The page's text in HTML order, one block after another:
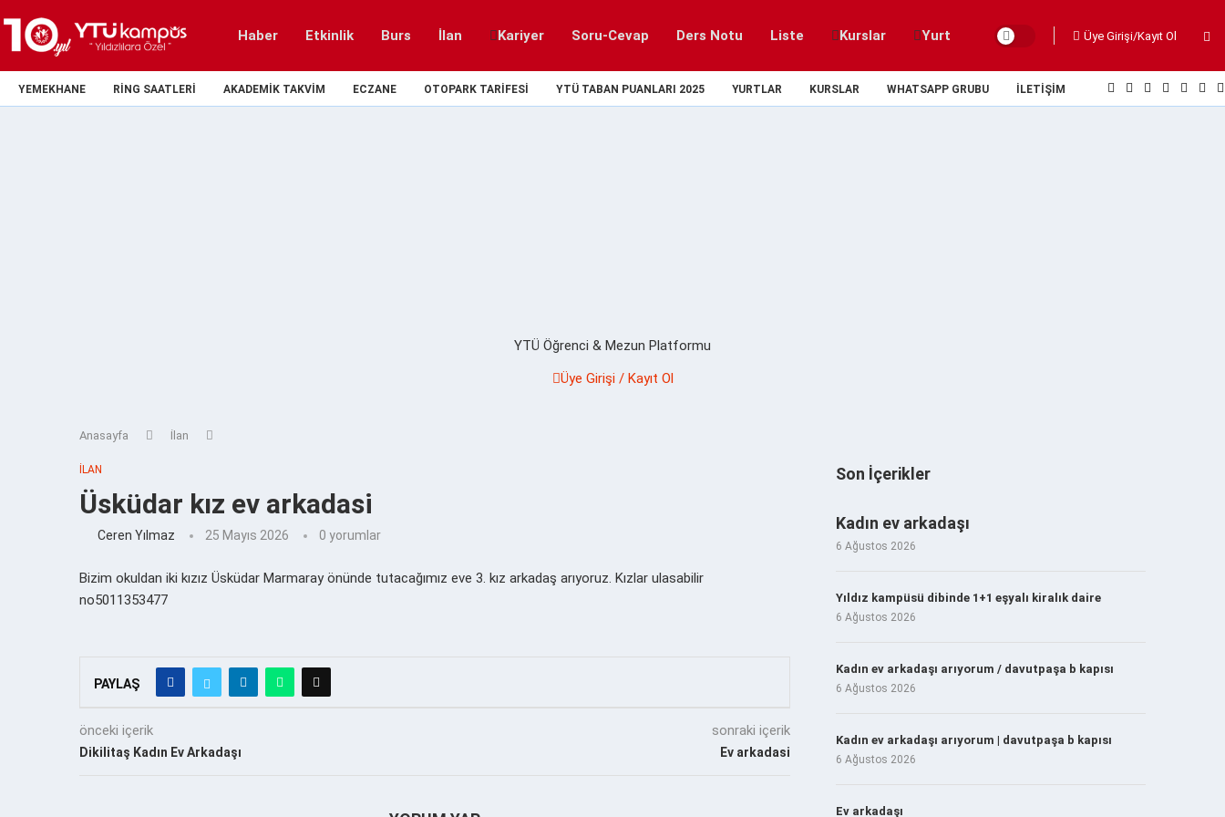
Haber Etkinlik Burs İlan Kariyer Soru-Cevap Ders Notu Liste Kurslar Yurt Üye Girişi/Kayıt Ol
YEMEKHANE RING SAATLERI AKADEMIK TAKVIM ECZANE OTOPARK TARIFESI YTÜ TABAN PUANLARI 2025 YURTLAR KURSLAR WHATSAPP GRUBU İLETIŞIM
YTÜ Öğrenci & Mezun Platformu
Üye Girişi / Kayıt Ol
Anasayfa İlan
İLAN
Üsküdar kız ev arkadasi
Ceren Yılmaz 25 Mayıs 2026 0 yorumlar
Bizim okuldan iki kızız Üsküdar Marmaray önünde tutacağımız eve 3. kız arkadaş arıyoruz. Kızlar ulasabilir
no5011353477
PAYLAŞ
önceki içerik
Dikilitaş Kadın Ev Arkadaşı
sonraki içerik
Ev arkadasi
Son İçerikler
Kadın ev arkadaşı
6 Ağustos 2026
Yıldız kampüsü dibinde 1+1 eşyalı kiralık daire
6 Ağustos 2026
Kadın ev arkadaşı arıyorum / davutpaşa b kapısı
6 Ağustos 2026
Kadın ev arkadaşı arıyorum | davutpaşa b kapısı
6 Ağustos 2026
Ev arkadaşı